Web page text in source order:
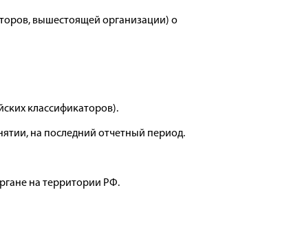
вышестоящей организации) о
классификаторов).
на последний отчетный период.
на территории РФ.